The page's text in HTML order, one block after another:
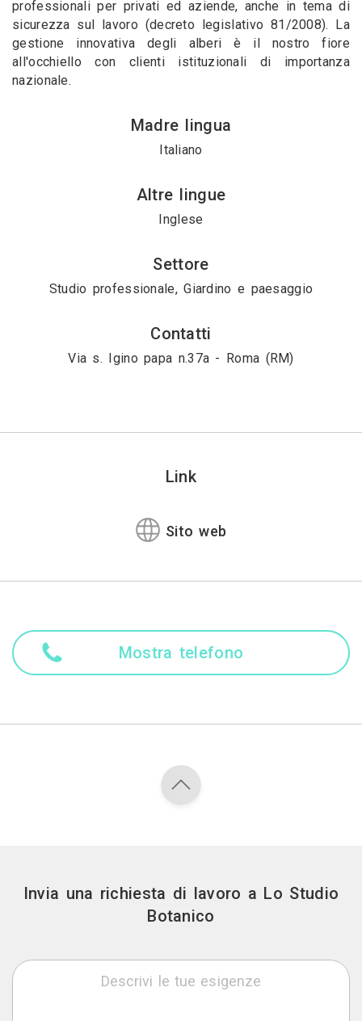
professionali per privati ed aziende, anche in tema di
sicurezza sul lavoro (decreto legislativo 81/2008). La
gestione innovativa degli alberi è il nostro fiore
all'occhiello con clienti istituzionali di importanza
nazionale.
Madre lingua
Italiano
Altre lingue
Inglese
Settore
Studio professionale, Giardino e paesaggio
Contatti
Via s. Igino papa n.37a - Roma (RM)
Link
Sito web
Mostra telefono
Invia una richiesta di lavoro a Lo Studio
Botanico